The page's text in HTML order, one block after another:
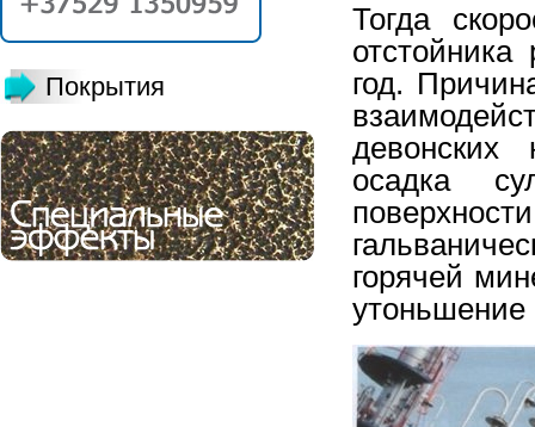
Покрытия
Тогда
год.
осадка
горячей
утоньшение